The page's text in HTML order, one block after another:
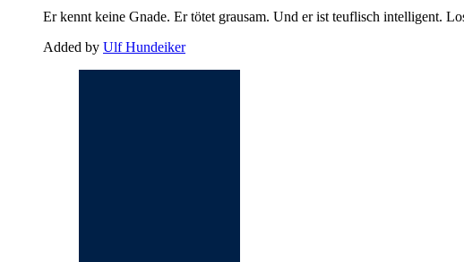
Er kennt keine Gnade. Er tötet grausam. Und er ist teuflisch intelligent.
Added by Ulf Hundeiker